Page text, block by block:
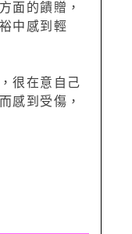
面的饋贈，
中感到輕
很在意自己
感到受傷，